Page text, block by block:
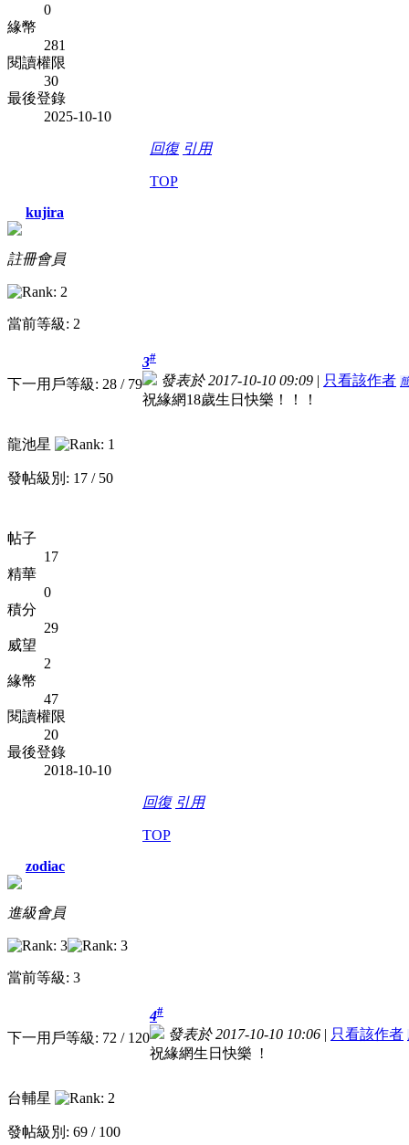
0
緣幣
281
閱讀權限
30
最後登錄
2025-10-10
回復 引用
TOP
kujira
註冊會員
當前等級: 2
下一用戶等級: 28 / 79
龍池星
發帖級別: 17 / 50
帖子
17
精華
0
積分
29
威望
2
緣幣
47
閱讀權限
20
最後登錄
2018-10-10
3#
發表於 2017-10-10 09:09 | 只看該作者
祝緣網18歲生日快樂！！！
回復 引用
TOP
zodiac
進級會員
當前等級: 3
下一用戶等級: 72 / 120
台輔星
發帖級別: 69 / 100
4#
發表於 2017-10-10 10:06 | 只看該作者
祝緣網生日快樂 !